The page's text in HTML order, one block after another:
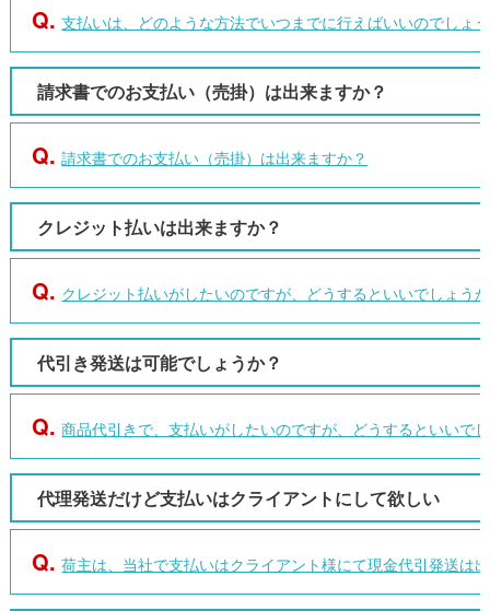
Q. 支払いは、どのような方法でいつまでに行えばいいのでしょ
請求書でのお支払い（売掛）は出来ますか？
Q. 請求書でのお支払い（売掛）は出来ますか？
クレジット払いは出来ますか？
Q. クレジット払いがしたいのですが、どうするといいでしょう
代引き発送は可能でしょうか？
Q. 商品代引きで、支払いがしたいのですが、どうするといいで
代理発送だけど支払いはクライアントにして欲しい
Q. 荷主は、当社で支払いはクライアント様にて現金代引発送は